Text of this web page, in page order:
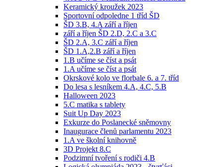
Keramický kroužek 2023
Sportovní odpoledne 1 tříd ŠD
ŠD 3.B, 4.A září a říjen
září a říjen ŠD 2.D, 2.C a 3.C
ŠD 2.A, 3.C září a říjen
ŠD 1.A,2.B září a říjen
1.B učíme se číst a psát
1.A učíme se číst a psát
Okrskové kolo ve florbale 6. a 7. tříd
Do lesa s lesníkem 4.A, 4.C, 5.B
Halloween 2023
5.C matika s tablety
Suit Up Day 2023
Exkurze do Poslanecké sněmovny
Inaugurace členů parlamentu 2023
1.A ve školní knihovně
3D Projekt 8.C
Podzimní tvoření s rodiči 4.B